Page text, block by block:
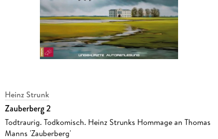
Heinz Strunk
Zauberberg 2
Todtraurig. Todkomisch. Heinz Strunks Hommage an Thomas
Manns 'Zauberberg'